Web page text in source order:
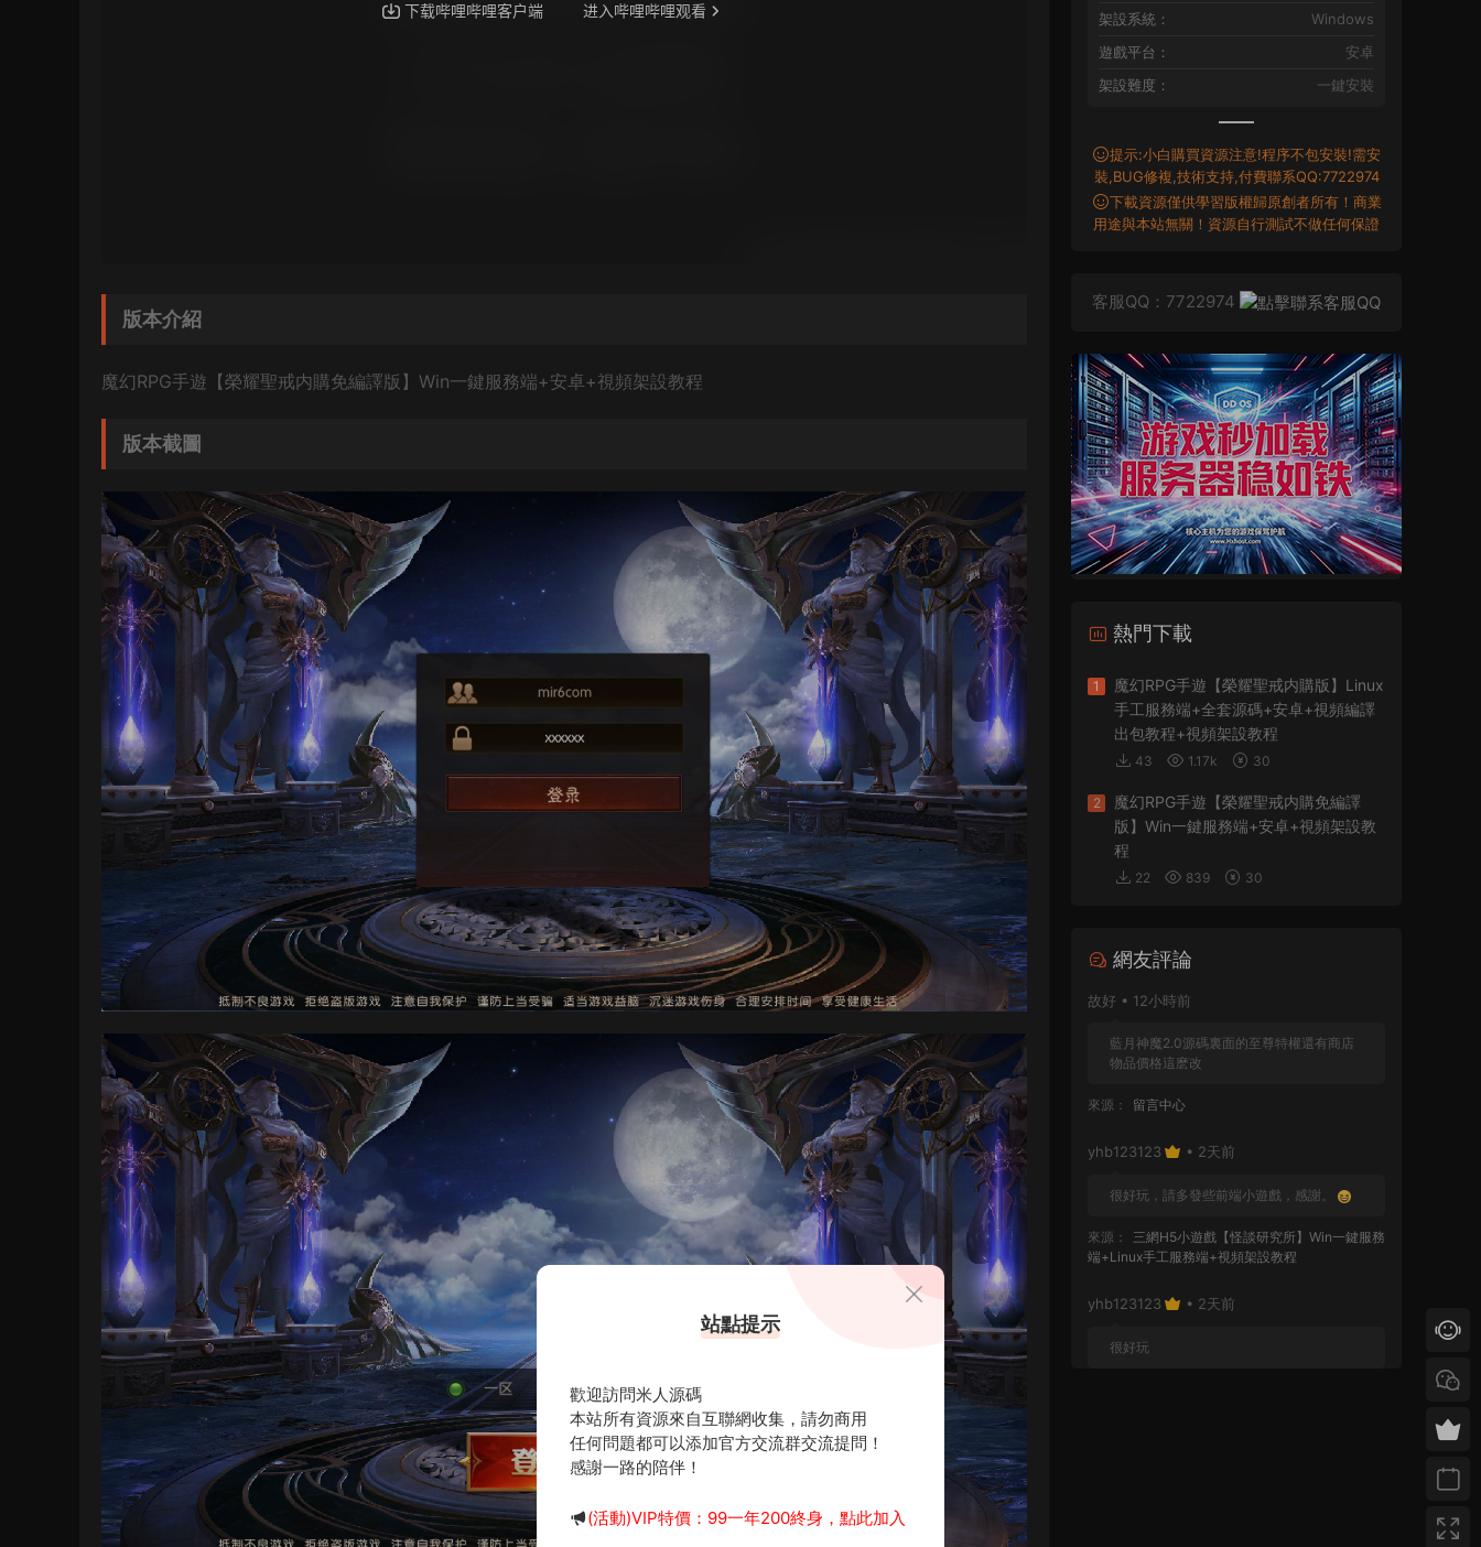
版本介紹
魔幻RPG手遊【榮耀聖戒内購免編譯版】Win一鍵服務端+安卓+視頻架設教程
版本截圖
架設系統：
Windows
遊戲平台：
安卓
架設難度：
一鍵安裝
提示:小白購買資源注意!程序不包安裝!需安
裝,BUG修複,技術支持,付費聯系QQ:7722974
下載資源僅供學習版權歸原創者所有！商業
用途與本站無關！資源自行測試不做任何保證
客服QQ：7722974
熱門下載
1
魔幻RPG手遊【榮耀聖戒内購版】Linux
手工服務端+全套源碼+安卓+視頻編譯
出包教程+視頻架設教程
43 1.17k 30
2
魔幻RPG手遊【榮耀聖戒内購免編譯
版】Win一鍵服務端+安卓+視頻架設教
程
22 839 30
網友評論
故好 • 12小時前
藍月神魔2.0源碼裏面的至尊特權還有商店
物品價格這麽改
來源： 留言中心
yhb123123 • 2天前
很好玩，請多發些前端小遊戲，感謝。
來源：
三網H5小遊戲【怪談研究所】Win一鍵服務
端+Linux手工服務端+視頻架設教程
yhb123123 • 2天前
很好玩
站點提示
歡迎訪問米人源碼
本站所有資源來自互聯網收集，請勿商用
任何問題都可以添加官方交流群交流提問！
感謝一路的陪伴！
(活動)VIP特價：99一年200終身，點此加入